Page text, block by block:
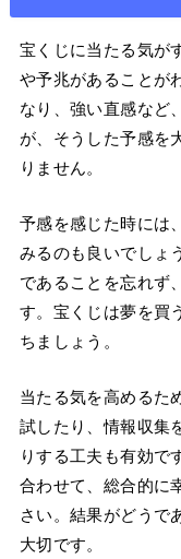
宝くじに当たる気が
や予兆があることが
なり、強い直感など
が、そうした予感を
りません。
予感を感じた時には
みるのも良いでしょ
であることを忘れず
す。宝くじは夢を買
ちましょう。
当たる気を高めるた
試したり、情報収集
りする工夫も有効で
合わせて、総合的に
さい。結果がどうで
大切です。